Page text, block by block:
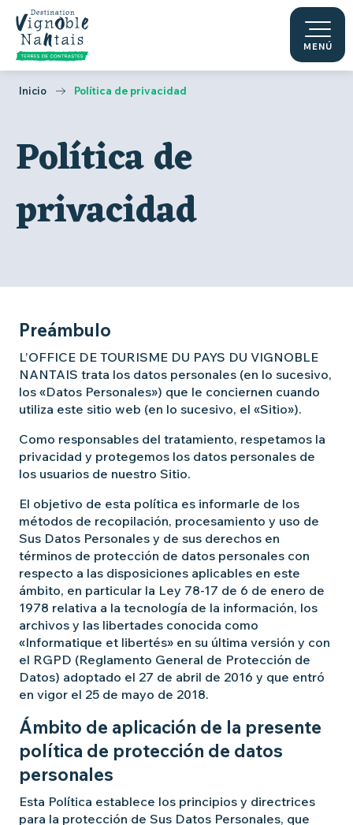
Aller
contenu
principal
MENÚ
Inicio Política de privacidad
Política de
privacidad
Preámbulo
L’OFFICE DE TOURISME DU PAYS DU VIGNOBLE
NANTAIS trata los datos personales (en lo sucesivo,
los «Datos Personales») que le conciernen cuando
utiliza este sitio web (en lo sucesivo, el «Sitio»).
Como responsables del tratamiento, respetamos la
privacidad y protegemos los datos personales de
los usuarios de nuestro Sitio.
El objetivo de esta política es informarle de los
métodos de recopilación, procesamiento y uso de
Sus Datos Personales y de sus derechos en
términos de protección de datos personales con
respecto a las disposiciones aplicables en este
ámbito, en particular la Ley 78-17 de 6 de enero de
1978 relativa a la tecnología de la información, los
archivos y las libertades conocida como
«Informatique et libertés» en su última versión y con
el RGPD (Reglamento General de Protección de
Datos) adoptado el 27 de abril de 2016 y que entró
en vigor el 25 de mayo de 2018.
Ámbito de aplicación de la presente
política de protección de datos
personales
Esta Política establece los principios y directrices
para la protección de Sus Datos Personales, que